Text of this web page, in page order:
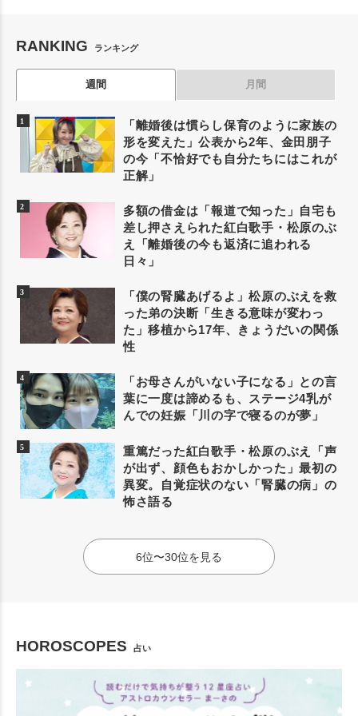
RANKING ランキング
週間 月間
「離婚後は慣らし保育のように家族の
形を変えた」公表から2年、金田朋子
の今「不恰好でも自分たちにはこれが
正解」
多額の借金は「報道で知った」自宅も
差し押さえられた紅白歌手・松原のぶ
え「離婚後の今も返済に追われる
日々」
「僕の腎臓あげるよ」松原のぶえを救
った弟の決断「生きる意味が変わっ
た」移植から17年、きょうだいの関係
性
「お母さんがいない子になる」との言
葉に一度は諦めるも、ステージ4乳が
んでの妊娠「川の字で寝るのが夢」
重篤だった紅白歌手・松原のぶえ「声
が出ず、顔色もおかしかった」最初の
異変。自覚症状のない「腎臓の病」の
怖さ語る
6位〜30位を見る
HOROSCOPES 占い